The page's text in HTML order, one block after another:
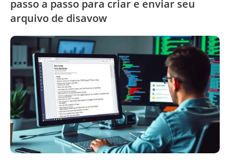
passo a passo para criar e enviar seu
arquivo de disavow